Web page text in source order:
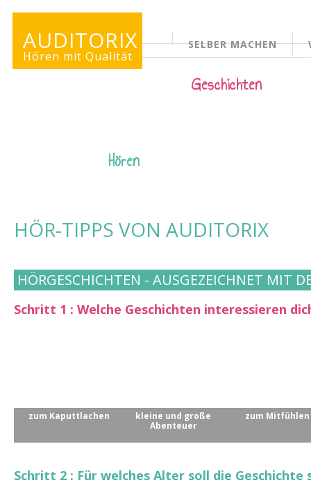
AUDITORIX
Hören mit Qualität KINDERSEITE
SELBER MACHEN
Hören
Geschichten
HÖR-TIPPS VON AUDITORIX
HÖRGESCHICHTEN - AUSGEZEICHNET MIT
Schritt 1 : Welche Geschichten interessieren
zum Kaputtlachen
kleine und große
Abenteuer
zum Mitfühlen
Schritt 2 : Für welches Alter soll die Geschichte